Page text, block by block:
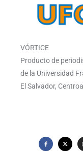
VÓRTICE
Producto de
de la Universidad
El Salvador,